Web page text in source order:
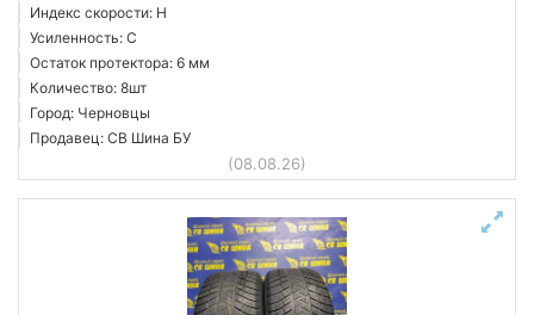
Индекс скорости: H
Усиленность: C
Остаток протектора: 6 мм
Количество: 8шт
Город: Черновцы
Продавец: СВ Шина БУ
(08.08.26)